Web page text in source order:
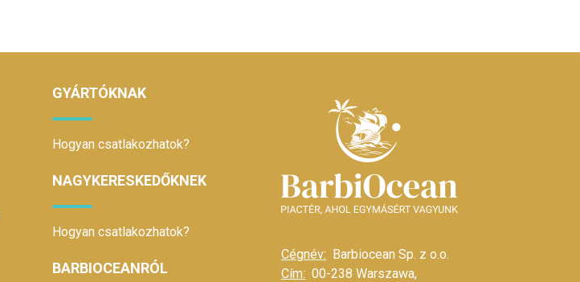
GYÁRTÓKNAK
Hogyan csatlakozhatok?
NAGYKERESKEDŐKNEK
Hogyan csatlakozhatok?
BARBIOCEANRÓL
Cégnév: Barbiocean Sp. z o.o.
Cím: 00-238 Warszawa,